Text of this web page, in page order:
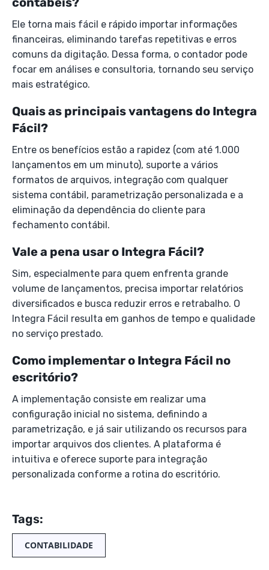
Ele torna mais fácil e rápido importar informações
financeiras, eliminando tarefas repetitivas e erros
comuns da digitação. Dessa forma, o contador pode
focar em análises e consultoria, tornando seu serviço
mais estratégico.
Quais as principais vantagens do Integra
Fácil?
Entre os benefícios estão a rapidez (com até 1.000
lançamentos em um minuto), suporte a vários
formatos de arquivos, integração com qualquer
sistema contábil, parametrização personalizada e a
eliminação da dependência do cliente para
fechamento contábil.
Vale a pena usar o Integra Fácil?
Sim, especialmente para quem enfrenta grande
volume de lançamentos, precisa importar relatórios
diversificados e busca reduzir erros e retrabalho. O
Integra Fácil resulta em ganhos de tempo e qualidade
no serviço prestado.
Como implementar o Integra Fácil no
escritório?
A implementação consiste em realizar uma
configuração inicial no sistema, definindo a
parametrização, e já sair utilizando os recursos para
importar arquivos dos clientes. A plataforma é
intuitiva e oferece suporte para integração
personalizada conforme a rotina do escritório.
Tags:
CONTABILIDADE